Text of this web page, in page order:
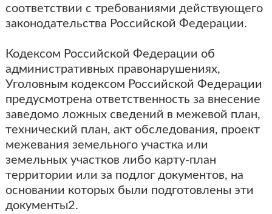
соответствии с требованиями действующего
законодательства Российской Федерации.
Кодексом Российской Федерации об
административных правонарушениях,
Уголовным кодексом Российской Федерации
предусмотрена ответственность за внесение
заведомо ложных сведений в межевой план,
технический план, акт обследования, проект
межевания земельного участка или
земельных участков либо карту-план
территории или за подлог документов, на
основании которых были подготовлены эти
документы2.